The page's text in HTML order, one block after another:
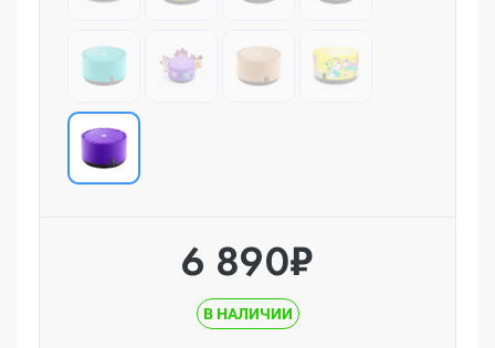
6 890₽
В НАЛИЧИИ